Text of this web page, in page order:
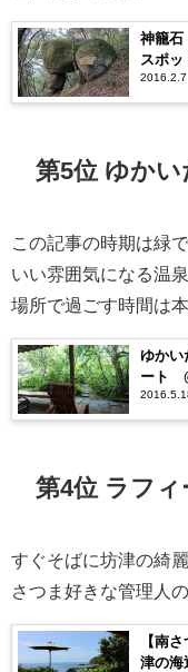
神籠石
スポッ
2016.2.7
第5位 ゆか
この記事の時期は緑
いい雰囲気になる温
場所で過ごす時間は
ゆかい
ート
第4位 ラフィ
すぐそばに坊津の綺
さつま好きな管理人
【南
津の海